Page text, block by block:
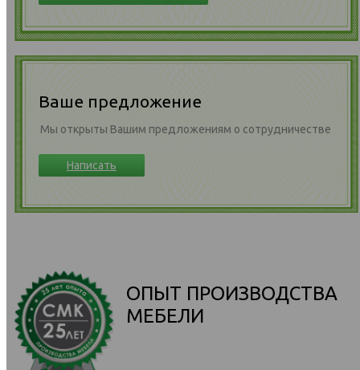
Ваше предложение
Мы открыты Вашим предложениям о сотрудничестве
Написать
ОПЫТ ПРОИЗВОДСТВА
МЕБЕЛИ